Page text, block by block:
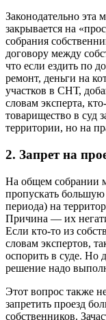
Законодательно эта
закрывается на
собрания
договору между
что если ездить по
ремонт, деньги на
участков в СНТ,
словам эксперта,
товарищество в суд
территории, но на
2. Запрет на
На общем собрании
пропускать большую
периода) на
Причина — их
Если кто-то из
словам экспертов,
оспорить в суде. Но
решение надо
Этот вопрос также
запретить проезд
собственников.